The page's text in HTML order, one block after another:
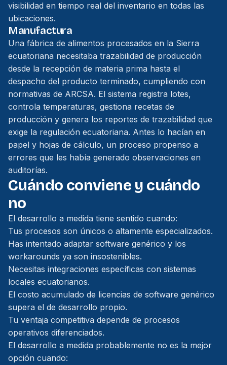
visibilidad en tiempo real del inventario en todas las
ubicaciones.
Manufactura
Una fábrica de alimentos procesados en la Sierra
ecuatoriana necesitaba trazabilidad de producción
desde la recepción de materia prima hasta el
despacho del producto terminado, cumpliendo con
normativas de ARCSA. El sistema registra lotes,
controla temperaturas, gestiona recetas de
producción y genera los reportes de trazabilidad que
exige la regulación ecuatoriana. Antes lo hacían en
papel y hojas de cálculo, un proceso propenso a
errores que les había generado observaciones en
auditorías.
Cuándo conviene y cuándo
no
El desarrollo a medida tiene sentido cuando:
Tus procesos son únicos o altamente especializados.
Has intentado adaptar software genérico y los
workarounds ya son insostenibles.
Necesitas integraciones específicas con sistemas
locales ecuatorianos.
El costo acumulado de licencias de software genérico
supera el de desarrollo propio.
Tu ventaja competitiva depende de procesos
operativos diferenciados.
El desarrollo a medida probablemente no es la mejor
opción cuando: